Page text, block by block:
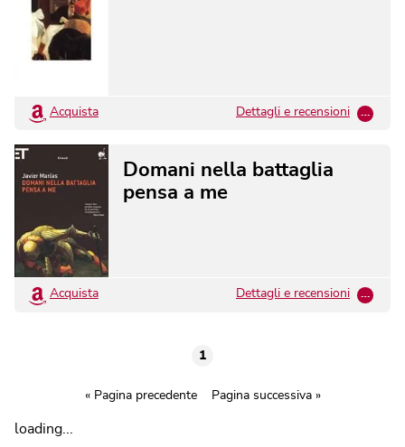
Acquista Dettagli e recensioni …
Domani nella battaglia
pensa a me
Acquista Dettagli e recensioni …
1
« Pagina precedente Pagina successiva »
loading...